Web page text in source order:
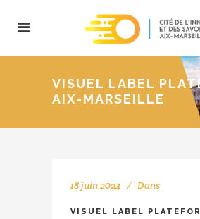
VISUEL LABEL
AIX-MARSEILLE
18 juin 2024 Dans
VISUEL LABEL